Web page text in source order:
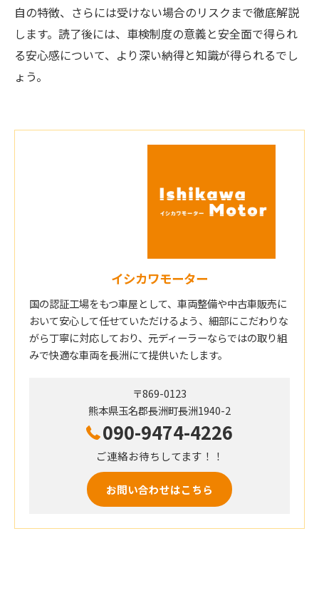
自の特徴、さらには受けない場合のリスクまで徹底解説
します。読了後には、車検制度の意義と安全面で得られ
る安心感について、より深い納得と知識が得られるでし
ょう。
イシカワモーター
国の認証工場をもつ車屋として、車両整備や中古車販売に
おいて安心して任せていただけるよう、細部にこだわりな
がら丁寧に対応しており、元ディーラーならではの取り組
みで快適な車両を長洲にて提供いたします。
〒869-0123
熊本県玉名郡長洲町長洲1940-2
090-9474-4226
ご連絡お待ちしてます！！
お問い合わせはこちら